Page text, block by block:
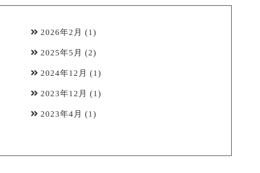
2026年2月 (1)
2025年5月 (2)
2024年12月 (1)
2023年12月 (1)
2023年4月 (1)